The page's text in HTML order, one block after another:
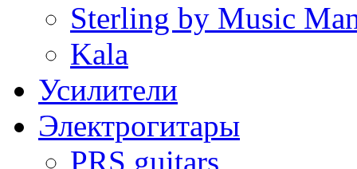
Sterling by Music
Kala
Усилители
Электрогитары
PRS guitars